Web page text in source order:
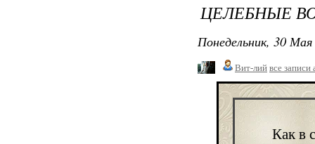
ЦЕЛЕБНЫЕ
Понедельник, 30
Вит-лий все записи
Как в